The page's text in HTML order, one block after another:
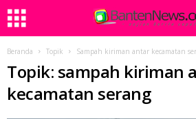
Beranda Topik Sampah kiriman antar kecamatan
Topik: sampah kiriman
kecamatan serang